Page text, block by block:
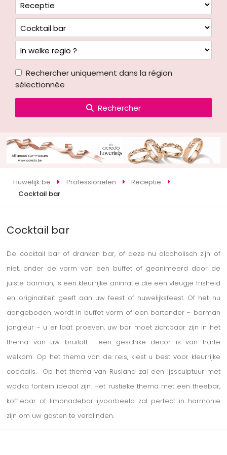
Rechercher uniquement dans la région
sélectionnée
Rechercher
Huwelijk.be Professionelen
Receptie
Cocktail bar
Cocktail bar
De cocktail bar of dranken bar, of deze nu alcoholisch zijn of
niet, onder de vorm van een buffet of geanimeerd door de
juiste barman, is een kleurrijke animatie die een vleugje frisheid
en originaliteit geeft aan uw feest of huwelijksfeest. Of het nu
aangeboden wordt in buffet vorm of een bartender - barman
jongleur - u er laat proeven, uw bar moet zichtbaar zijn in het
thema van uw bruiloft : een geschike decor is van harte
welkom. Op het thema van de reis, kiest u best voor kleurrijke
cocktails. Op het thema van Rusland zal een ijssculptuur met
wodka fontein ideaal zijn. Het rustieke thema met een theebar,
koffiebar of limonadebar ijvoorbeeld zal perfect in harmonie
zijn om uw gasten te verblinden.